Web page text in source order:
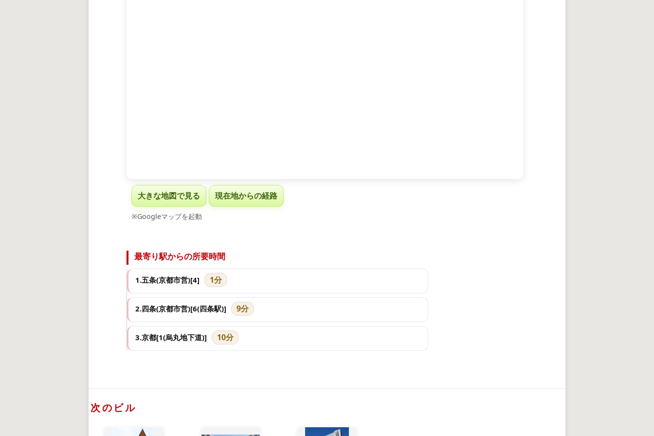
大きな地図で見る 現在地からの経路
※Googleマップを起動
最寄り駅からの所要時間
1.五条(京都市営)[4] 1分
2.四条(京都市営)[6(四条駅)] 9分
3.京都[1(烏丸地下道)] 10分
次のビル